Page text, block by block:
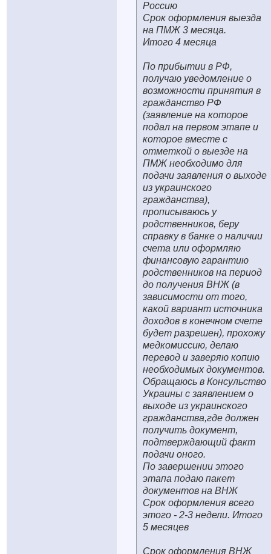
Россию
Срок оформления выезда
на ПМЖ 3 месяца.
Итого 4 месяца
По прибытии в РФ,
получаю уведомление о
возможности принятия в
гражданство РФ
(заявление на которое
подал на первом этапе и
которое вместе с
отметкой о выезде на
ПМЖ необходимо для
подачи заявления о выходе
из украинского
гражданства),
прописываюсь у
родственников, беру
справку в банке о наличии
счета или оформляю
финансовую гарантию
родственников на период
до получения ВНЖ (в
зависимости от того,
какой вариант источника
доходов в конечном счете
будет разрешен), прохожу
медкомиссию, делаю
перевод и заверяю копию
необходимых документов.
Обращаюсь в Консульство
Украины с заявлением о
выходе из украинского
гражданства,где должен
получить документ,
подтверждающий факт
подачи оного.
По завершении этого
этапа подаю пакет
документов на ВНЖ
Срок оформления всего
этого - 2-3 недели. Итого
5 месяцев
Срок оформления ВНЖ